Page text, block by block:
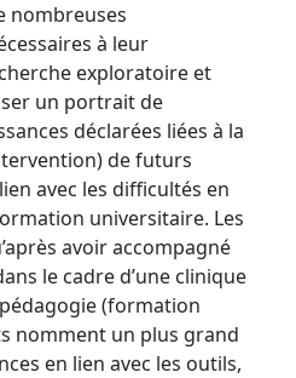
nombreuses
à leur
exploratoire et
un portrait de
déclarées liées à la
de futurs
avec les difficultés en
universitaire. Les
avoir accompagné
le cadre d’une clinique
(formation
nomment un plus grand
en lien avec les outils,